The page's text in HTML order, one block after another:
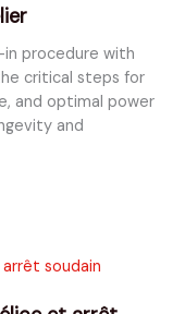
procedure with
critical steps for
and optimal power
and